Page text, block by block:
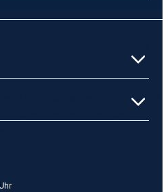
Mindest-Kaufwert von 150 EUR